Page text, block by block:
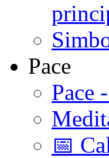
Pace
Pace
📅